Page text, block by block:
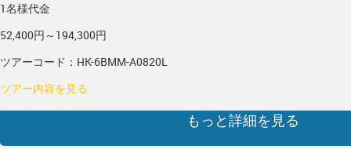
1名様代金
52,400円～194,300円
ツアーコード：HK-6BMM-A0820L
ツアー内容を見る
もっと詳細を見る